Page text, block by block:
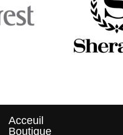
Acceuil
Boutique